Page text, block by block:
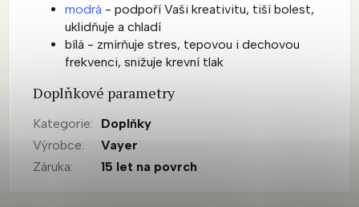
modrá - podpoří Vaši kreativitu, tiší bolest,
uklidňuje a chladí
bílá - zmírňuje stres, tepovou i dechovou
frekvenci, snižuje krevní tlak
Doplňkové parametry
Kategorie:
Doplňky
Výrobce:
Vayer
Záruka: 15 let na povrch